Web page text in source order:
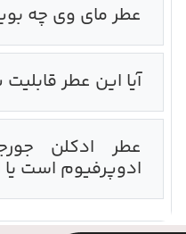
عطر مای وی چه
آیا این عطر
عطر ادکلن
ادوپرفیوم است یا